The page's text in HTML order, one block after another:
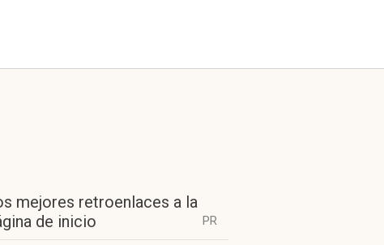
mejores retroenlaces a la
de inicio
PR